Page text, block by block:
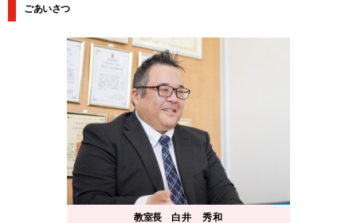
ごあいさつ
教室長 白井 秀和